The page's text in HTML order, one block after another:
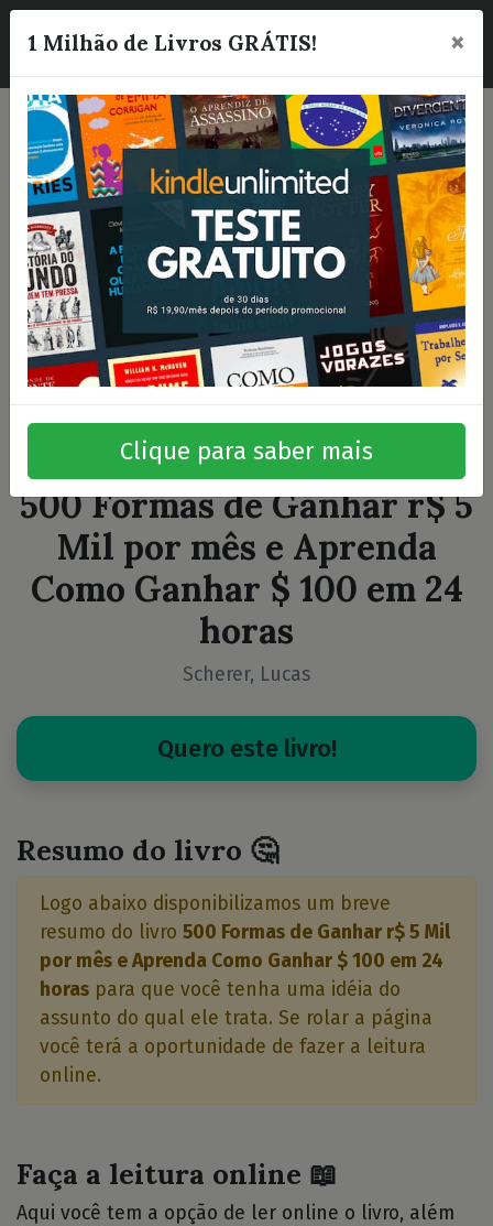
☰
500 Formas de Ganhar r$ 5
Mil por mês e Aprenda
Como Ganhar $ 100 em 24
horas
Scherer, Lucas
Quero este livro!
Resumo do livro 🤔
Logo abaixo disponibilizamos um breve
resumo do livro 500 Formas de Ganhar r$ 5 Mil
por mês e Aprenda Como Ganhar $ 100 em 24
horas para que você tenha uma idéia do
assunto do qual ele trata. Se rolar a página
você terá a oportunidade de fazer a leitura
online.
Faça a leitura online 📖
Aqui você tem a opção de ler online o livro, além
1 Milhão de Livros GRÁTIS! ×
Clique para saber mais